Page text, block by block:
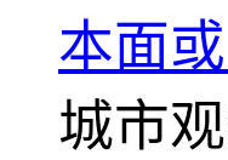
本面
城市